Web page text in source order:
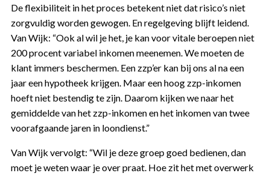
De flexibiliteit in het proces betekent niet dat risico’s niet
zorgvuldig worden gewogen. En regelgeving blijft leidend.
Van Wijk: “Ook al wil je het, je kan voor vitale beroepen niet
200 procent variabel inkomen meenemen. We moeten de
klant immers beschermen. Een zzp’er kan bij ons al na een
jaar een hypotheek krijgen. Maar een hoog zzp-inkomen
hoeft niet bestendig te zijn. Daarom kijken we naar het
gemiddelde van het zzp-inkomen en het inkomen van twee
voorafgaande jaren in loondienst.”
Van Wijk vervolgt: “Wil je deze groep goed bedienen, dan
moet je weten waar je over praat. Hoe zit het met overwerk